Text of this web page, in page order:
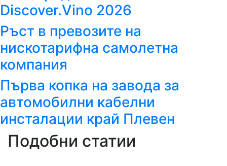
Discover.Vino 2026
Ръст в превозите на
нискотарифна самолетна
компания
Първа копка на завода за
автомобилни кабелни
инсталации край Плевен
Подобни статии